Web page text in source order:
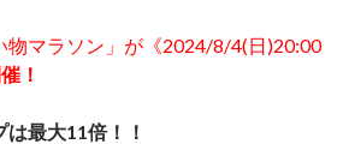
マラソン」が《2024/8/4(日)20:00
！
最大11倍！！